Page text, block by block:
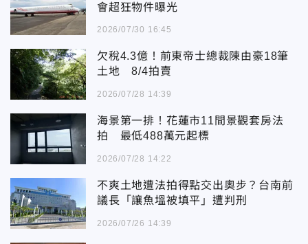
會超狂物件曝光
2026/07/30 16:45
欠稅4.3億！前東帝士總裁陳由豪18筆
土地 8/4拍賣
2026/07/28 14:39
海景第一排！花蓮市11間景觀套房法
拍 最低488萬元起標
2026/07/28 14:22
不爽土地遭法拍得點交出奧步？台南前
議長「讓魚塭被填平」遭判刑
2026/07/26 14:39